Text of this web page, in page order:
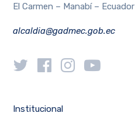
El Carmen – Manabí – Ecuador
alcaldia@gadmec.gob.ec
Institucional